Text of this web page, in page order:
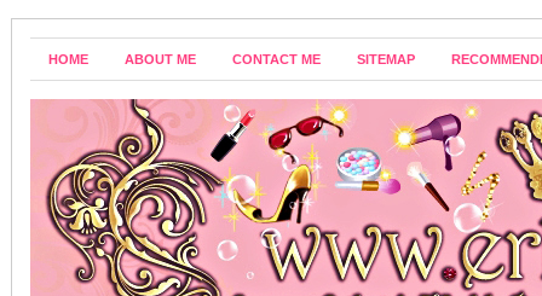
HOME ABOUT ME CONTACT ME SITEMAP